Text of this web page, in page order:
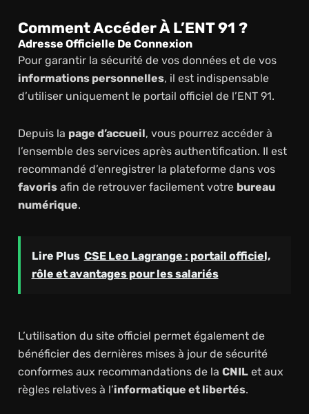
Comment Accéder À L’ENT 91 ?
Adresse Officielle De Connexion
Pour garantir la sécurité de vos données et de vos
informations personnelles, il est indispensable
d’utiliser uniquement le portail officiel de l’ENT 91.
Depuis la page d’accueil, vous pourrez accéder à
l’ensemble des services après authentification. Il est
recommandé d’enregistrer la plateforme dans vos
favorisafin de retrouver facilement votre bureau
numérique.
Lire Plus CSE Leo Lagrange : portail officiel,
rôle et avantages pour les salariés
L’utilisation du site officiel permet également de
bénéficier des dernières mises à jour de sécurité
conformes aux recommandations de la CNILet aux
règles relatives à l’informatique et libertés.